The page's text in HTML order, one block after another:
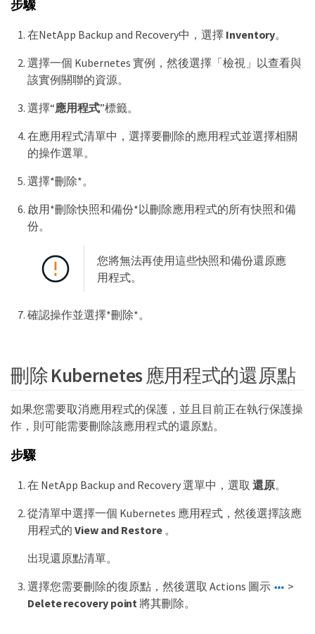
步驟
在NetApp Backup and Recovery中，選擇 Inventory。
選擇一個 Kubernetes 實例，然後選擇「檢視」以查看與
該實例關聯的資源。
選擇“應用程式”標籤。
在應用程式清單中，選擇要刪除的應用程式並選擇相關
的操作選單。
選擇*刪除*。
啟用*刪除快照和備份*以刪除應用程式的所有快照和備
份。
您將無法再使用這些快照和備份還原應
用程式。
確認操作並選擇*刪除*。
刪除 Kubernetes 應用程式的還原點
如果您需要取消應用程式的保護，並且目前正在執行保護操
作，則可能需要刪除該應用程式的還原點。
步驟
在 NetApp Backup and Recovery 選單中，選取 還原。
從清單中選擇一個 Kubernetes 應用程式，然後選擇該應
用程式的 View and Restore。
出現還原點清單。
選擇您需要刪除的復原點，然後選取 Actions 圖示
>
Delete recovery point 將其刪除。